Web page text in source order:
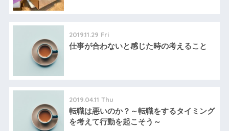
2019.11.29 Fri
仕事が合わないと感じた時の考えること
2019.04.11 Thu
転職は悪いのか？～転職をするタイミング
を考えて行動を起こそう～